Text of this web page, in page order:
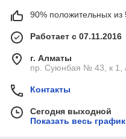
90% положительных из
Работает с 07.11.2016
г. Алматы
пр. Суюнбая № 43, к 1,
Контакты
Сегодня выходной
Показать весь